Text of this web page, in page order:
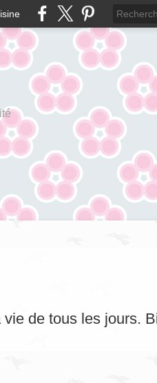
de tous les jours.